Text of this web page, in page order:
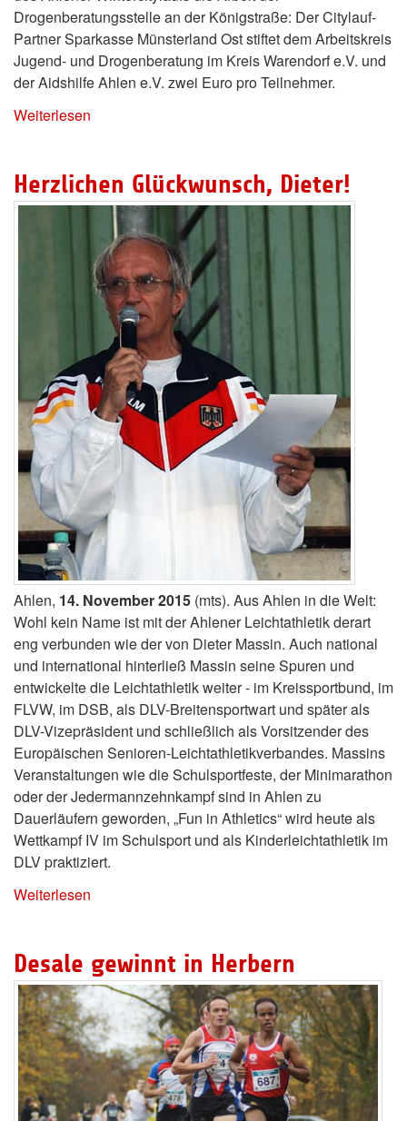
Drogenberatungsstelle an der Königstraße: Der Citylauf-
Partner Sparkasse Münsterland Ost stiftet dem Arbeitskreis
Jugend- und Drogenberatung im Kreis Warendorf e.V. und
der Aidshilfe Ahlen e.V. zwei Euro pro Teilnehmer.
Weiterlesen
Herzlichen Glückwunsch, Dieter!
Ahlen, 14. November 2015 (mts). Aus Ahlen in die Welt:
Wohl kein Name ist mit der Ahlener Leichtathletik derart
eng verbunden wie der von Dieter Massin. Auch national
und international hinterließ Massin seine Spuren und
entwickelte die Leichtathletik weiter - im Kreissportbund, im
FLVW, im DSB, als DLV-Breitensportwart und später als
DLV-Vizepräsident und schließlich als Vorsitzender des
Europäischen Senioren-Leichtathletikverbandes. Massins
Veranstaltungen wie die Schulsportfeste, der Minimarathon
oder der Jedermannzehnkampf sind in Ahlen zu
Dauerläufern geworden, „Fun in Athletics“ wird heute als
Wettkampf IV im Schulsport und als Kinderleichtathletik im
DLV praktiziert.
Weiterlesen
Desale gewinnt in Herbern